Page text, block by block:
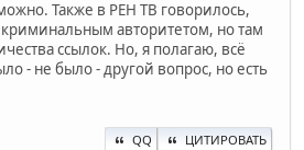
Также в РЕН ТВ говорилось,
авторитетом, но там
ссылок. Но, я полагаю, всё
- не было - другой вопрос, но есть
QQ ЦИТИРОВАТЬ